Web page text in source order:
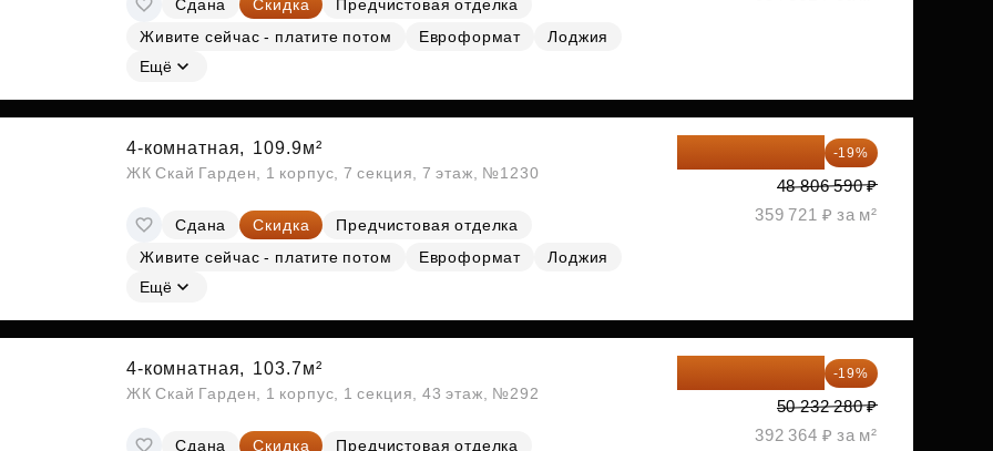
Субсидии
Сдана Скидка
Предчистовая отделка
Живите сейчас - платите потом
Евроформат
Лоджия
Ещё
4-комнатная, 109.9м²
ЖК Скай Гарден, 1 корпус, 7 секция, 7 этаж, №1230
Сдана Скидка
Предчистовая отделка
Живите сейчас - платите потом
Евроформат
Лоджия
Ещё
-19%
48 806 590 ₽
359 721 ₽ за м²
4-комнатная, 103.7м²
ЖК Скай Гарден, 1 корпус, 1 секция, 43 этаж, №292
Сдана Скидка
Предчистовая отделка
-19%
50 232 280 ₽
392 364 ₽ за м²